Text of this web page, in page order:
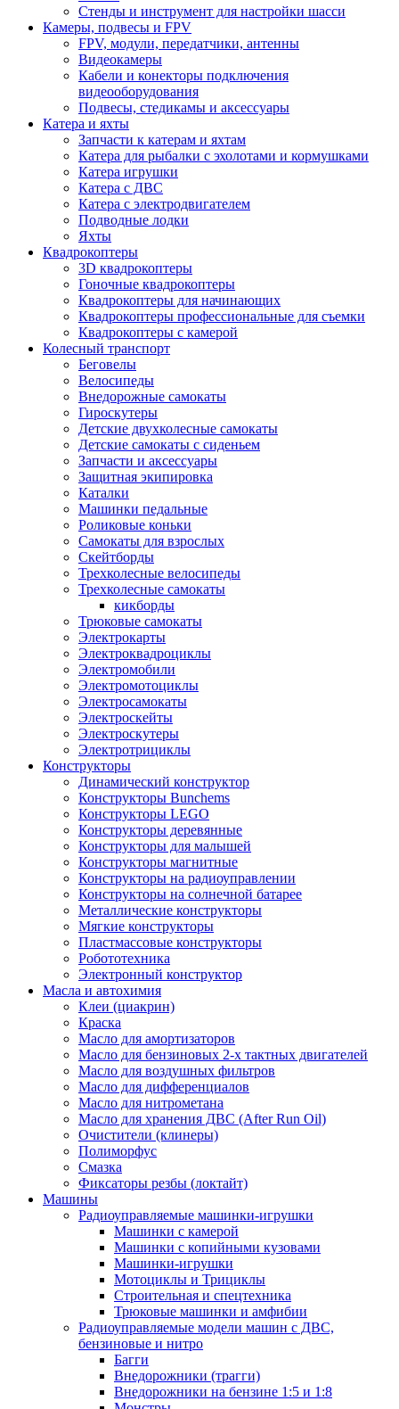
Стенды и инструмент для настройки шасси
Камеры, подвесы и FPV
FPV, модули, передатчики, антенны
Видеокамеры
Кабели и конекторы подключения
видеооборудования
Подвесы, стедикамы и аксессуары
Катера и яхты
Запчасти к катерам и яхтам
Катера для рыбалки с эхолотами и кормушками
Катера игрушки
Катера с ДВС
Катера с электродвигателем
Подводные лодки
Яхты
Квадрокоптеры
3D квадрокоптеры
Гоночные квадрокоптеры
Квадрокоптеры для начинающих
Квадрокоптеры профессиональные для съемки
Квадрокоптеры с камерой
Колесный транспорт
Беговелы
Велосипеды
Внедорожные самокаты
Гироскутеры
Детские двухколесные самокаты
Детские самокаты с сиденьем
Запчасти и аксессуары
Защитная экипировка
Каталки
Машинки педальные
Роликовые коньки
Самокаты для взрослых
Скейтборды
Трехколесные велосипеды
Трехколесные самокаты
кикборды
Трюковые самокаты
Электрокарты
Электроквадроциклы
Электромобили
Электромотоциклы
Электросамокаты
Электроскейты
Электроскутеры
Электротрициклы
Конструкторы
Динамический конструктор
Конструкторы Bunchems
Конструкторы LEGO
Конструкторы деревянные
Конструкторы для малышей
Конструкторы магнитные
Конструкторы на радиоуправлении
Конструкторы на солнечной батарее
Металлические конструкторы
Мягкие конструкторы
Пластмассовые конструкторы
Робототехника
Электронный конструктор
Масла и автохимия
Клеи (циакрин)
Краска
Масло для амортизаторов
Масло для бензиновых 2-х тактных двигателей
Масло для воздушных фильтров
Масло для дифференциалов
Масло для нитрометана
Масло для хранения ДВС (After Run Oil)
Очистители (клинеры)
Полиморфус
Смазка
Фиксаторы резбы (локтайт)
Машины
Радиоуправляемые машинки-игрушки
Машинки с камерой
Машинки с копийными кузовами
Машинки-игрушки
Мотоциклы и Трициклы
Строительная и спецтехника
Трюковые машинки и амфибии
Радиоуправляемые модели машин с ДВС,
бензиновые и нитро
Багги
Внедорожники (трагги)
Внедорожники на бензине 1:5 и 1:8